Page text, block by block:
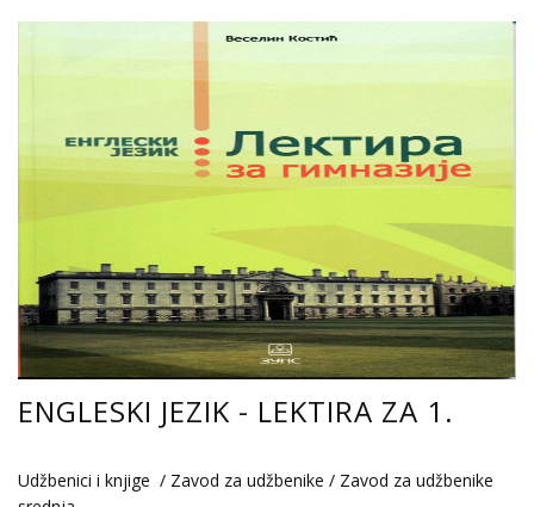
ENGLESKI JEZIK - LEKTIRA ZA 1.
Udžbenici i knjige / Zavod za udžbenike / Zavod za udžbenike